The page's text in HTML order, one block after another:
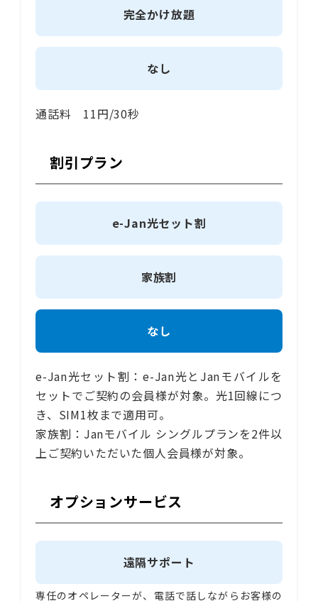
完全かけ放題
なし
通話料 11円/30秒
割引プラン
e-Jan光セット割
家族割
なし
e-Jan光セット割：e-Jan光とJanモバイルを
セットでご契約の会員様が対象。光1回線につ
き、SIM1枚まで適用可。
家族割：Janモバイル シングルプランを2件以
上ご契約いただいた個人会員様が対象。
オプションサービス
遠隔サポート
専任のオペレーターが、電話で話しながらお客様の